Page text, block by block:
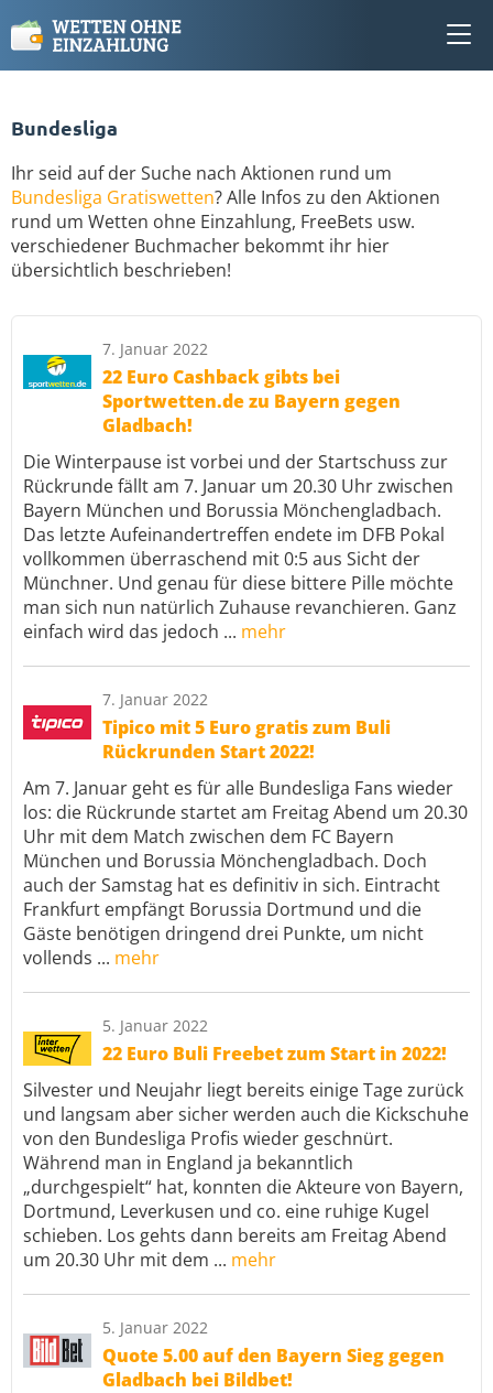
Bundesliga
Ihr seid auf der Suche nach Aktionen rund um
Bundesliga Gratiswetten? Alle Infos zu den Aktionen
rund um Wetten ohne Einzahlung, FreeBets usw.
verschiedener Buchmacher bekommt ihr hier
übersichtlich beschrieben!
7. Januar 2022
22 Euro Cashback gibts bei
Sportwetten.de zu Bayern gegen
Gladbach!
Die Winterpause ist vorbei und der Startschuss zur
Rückrunde fällt am 7. Januar um 20.30 Uhr zwischen
Bayern München und Borussia Mönchengladbach.
Das letzte Aufeinandertreffen endete im DFB Pokal
vollkommen überraschend mit 0:5 aus Sicht der
Münchner. Und genau für diese bittere Pille möchte
man sich nun natürlich Zuhause revanchieren. Ganz
einfach wird das jedoch ... mehr
7. Januar 2022
Tipico mit 5 Euro gratis zum Buli
Rückrunden Start 2022!
Am 7. Januar geht es für alle Bundesliga Fans wieder
los: die Rückrunde startet am Freitag Abend um 20.30
Uhr mit dem Match zwischen dem FC Bayern
München und Borussia Mönchengladbach. Doch
auch der Samstag hat es definitiv in sich. Eintracht
Frankfurt empfängt Borussia Dortmund und die
Gäste benötigen dringend drei Punkte, um nicht
vollends ... mehr
5. Januar 2022
22 Euro Buli Freebet zum Start in 2022!
Silvester und Neujahr liegt bereits einige Tage zurück
und langsam aber sicher werden auch die Kickschuhe
von den Bundesliga Profis wieder geschnürt.
Während man in England ja bekanntlich
„durchgespielt“ hat, konnten die Akteure von Bayern,
Dortmund, Leverkusen und co. eine ruhige Kugel
schieben. Los gehts dann bereits am Freitag Abend
um 20.30 Uhr mit dem ... mehr
5. Januar 2022
Quote 5.00 auf den Bayern Sieg gegen
Gladbach bei Bildbet!